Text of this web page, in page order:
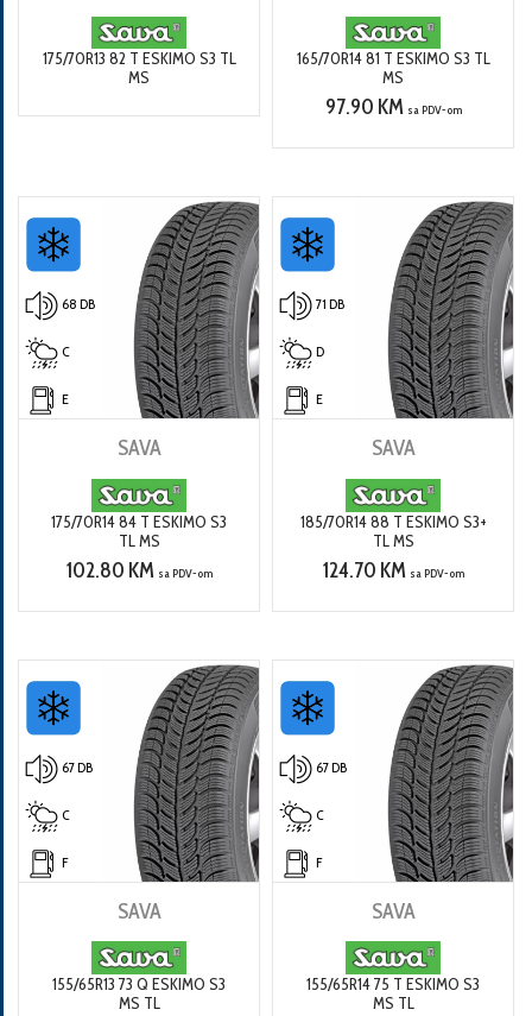
175/70R13 82 T ESKIMO S3 TL
MS
165/70R14 81 T ESKIMO S3 TL
MS
97.90 KM sa PDV-om
68 DB
C
E
SAVA
175/70R14 84 T ESKIMO S3
TL MS
102.80 KM sa PDV-om
71 DB
D
E
SAVA
185/70R14 88 T ESKIMO S3+
TL MS
124.70 KM sa PDV-om
67 DB
C
F
SAVA
155/65R13 73 Q ESKIMO S3
MS TL
67 DB
C
F
SAVA
155/65R14 75 T ESKIMO S3
MS TL